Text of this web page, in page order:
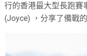
行的香港最大型長跑賽
(Joyce) ，分享了備戰